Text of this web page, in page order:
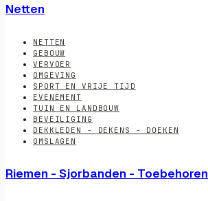
Netten
NETTEN
GEBOUW
VERVOER
OMGEVING
SPORT EN VRIJE TIJD
EVENEMENT
TUIN EN LANDBOUW
BEVEILIGING
DEKKLEDEN - DEKENS - DOEKEN
OMSLAGEN
Riemen - Sjorbanden - Toebehoren